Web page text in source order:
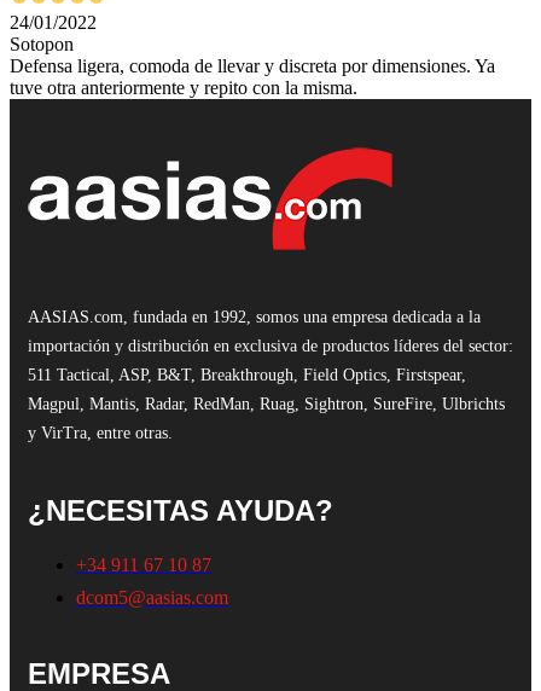
24/01/2022
Sotopon
Defensa ligera, comoda de llevar y discreta por dimensiones. Ya
tuve otra anteriormente y repito con la misma.
AASIAS.com, fundada en 1992, somos una empresa dedicada a la
importación y distribución en exclusiva de productos líderes del sector:
511 Tactical, ASP, B&T, Breakthrough, Field Optics, Firstspear,
Magpul, Mantis, Radar, RedMan, Ruag, Sightron, SureFire, Ulbrichts
y VirTra, entre otras.
¿NECESITAS AYUDA?
+34 911 67 10 87
dcom5@aasias.com
EMPRESA